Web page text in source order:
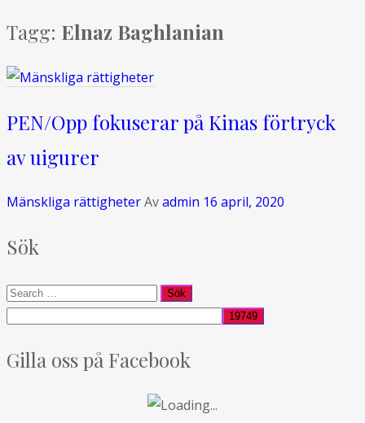
Tagg: Elnaz Baghlanian
PEN/Opp fokuserar på Kinas förtryck
av uigurer
Mänskliga rättigheterAvadmin 16 april, 2020
Sök
Gilla oss på Facebook